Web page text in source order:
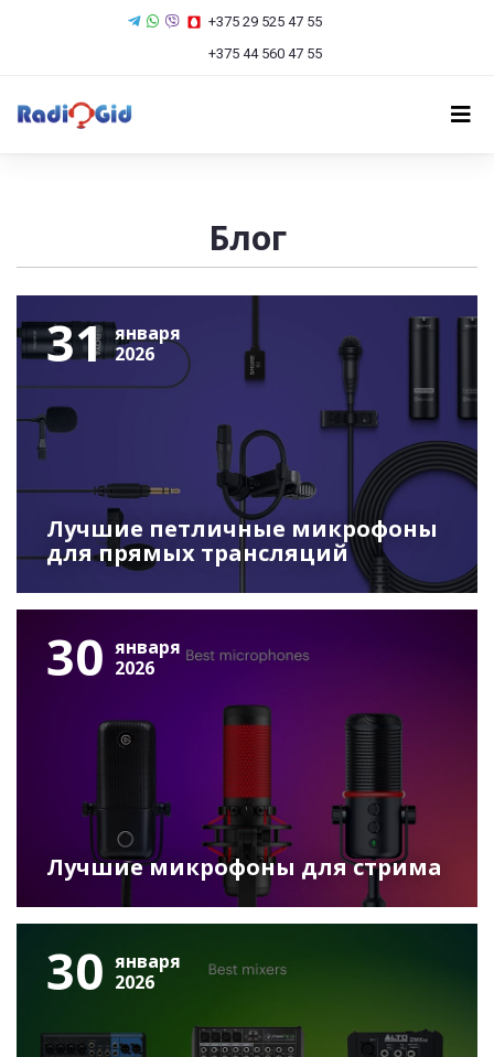
+375 29 525 47 55
+375 44 560 47 55
Блог
31 января
2026
Лучшие петличные микрофоны
для прямых трансляций
30 января
2026
Лучшие микрофоны для стрима
30 января
2026